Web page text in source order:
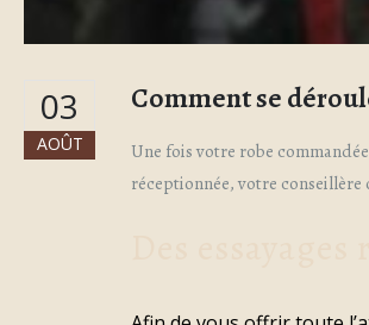
03
AOÛT
Comment se
Une fois votre robe
réceptionnée, votre